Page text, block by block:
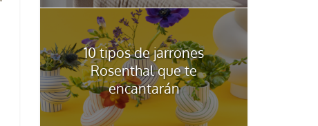
10 tipos de jarrones
Rosenthal que te
encantarán